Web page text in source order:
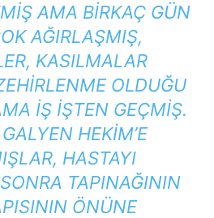
AMA BIRKAÇ GÜN
AĞIRLAŞMIŞ,
KASILMALAR
OLDUĞU
IŞ IŞTEN GEÇMIŞ.
HEKIM’E
HASTAYI
TAPINAĞININ
ÖNÜNE